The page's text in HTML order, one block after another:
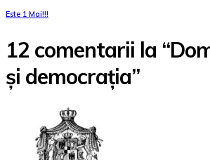
Este 1 Mai!!!
12 comentarii la
și democrația”